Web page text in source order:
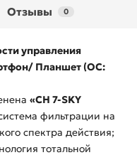
Отзывы 0
управления
Планшет (ОС:
«CH 7-SKY
фильтрации на
спектра действия;
тотальной